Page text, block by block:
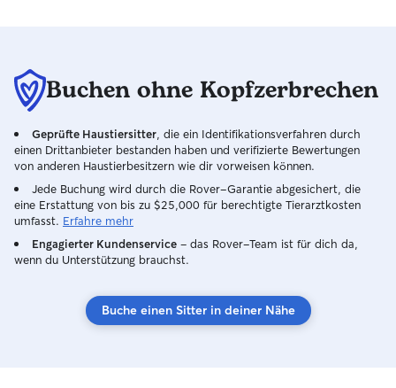
Buchen ohne Kopfzerbrechen
Geprüfte Haustiersitter , die ein Identifikationsverfahren durch
einen Drittanbieter bestanden haben und verifizierte Bewertungen
von anderen Haustierbesitzern wie dir vorweisen können.
Jede Buchung wird durch die Rover-Garantie abgesichert, die
eine Erstattung von bis zu $25,000 für berechtigte Tierarztkosten
umfasst. Erfahre mehr
Engagierter Kundenservice – das Rover-Team ist für dich da,
wenn du Unterstützung brauchst.
Buche einen Sitter in deiner Nähe